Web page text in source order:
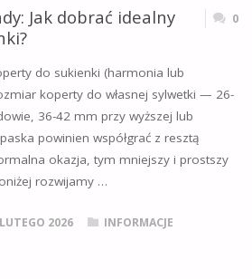
Jak dobrać idealny
0
do sukienki (harmonia lub
koperty do własnej sylwetki — 26-
36-42 mm przy wyższej lub
powinien współgrać z resztą
okazja, tym mniejszy i prostszy
rozwijamy …
2026 INFORMACJE